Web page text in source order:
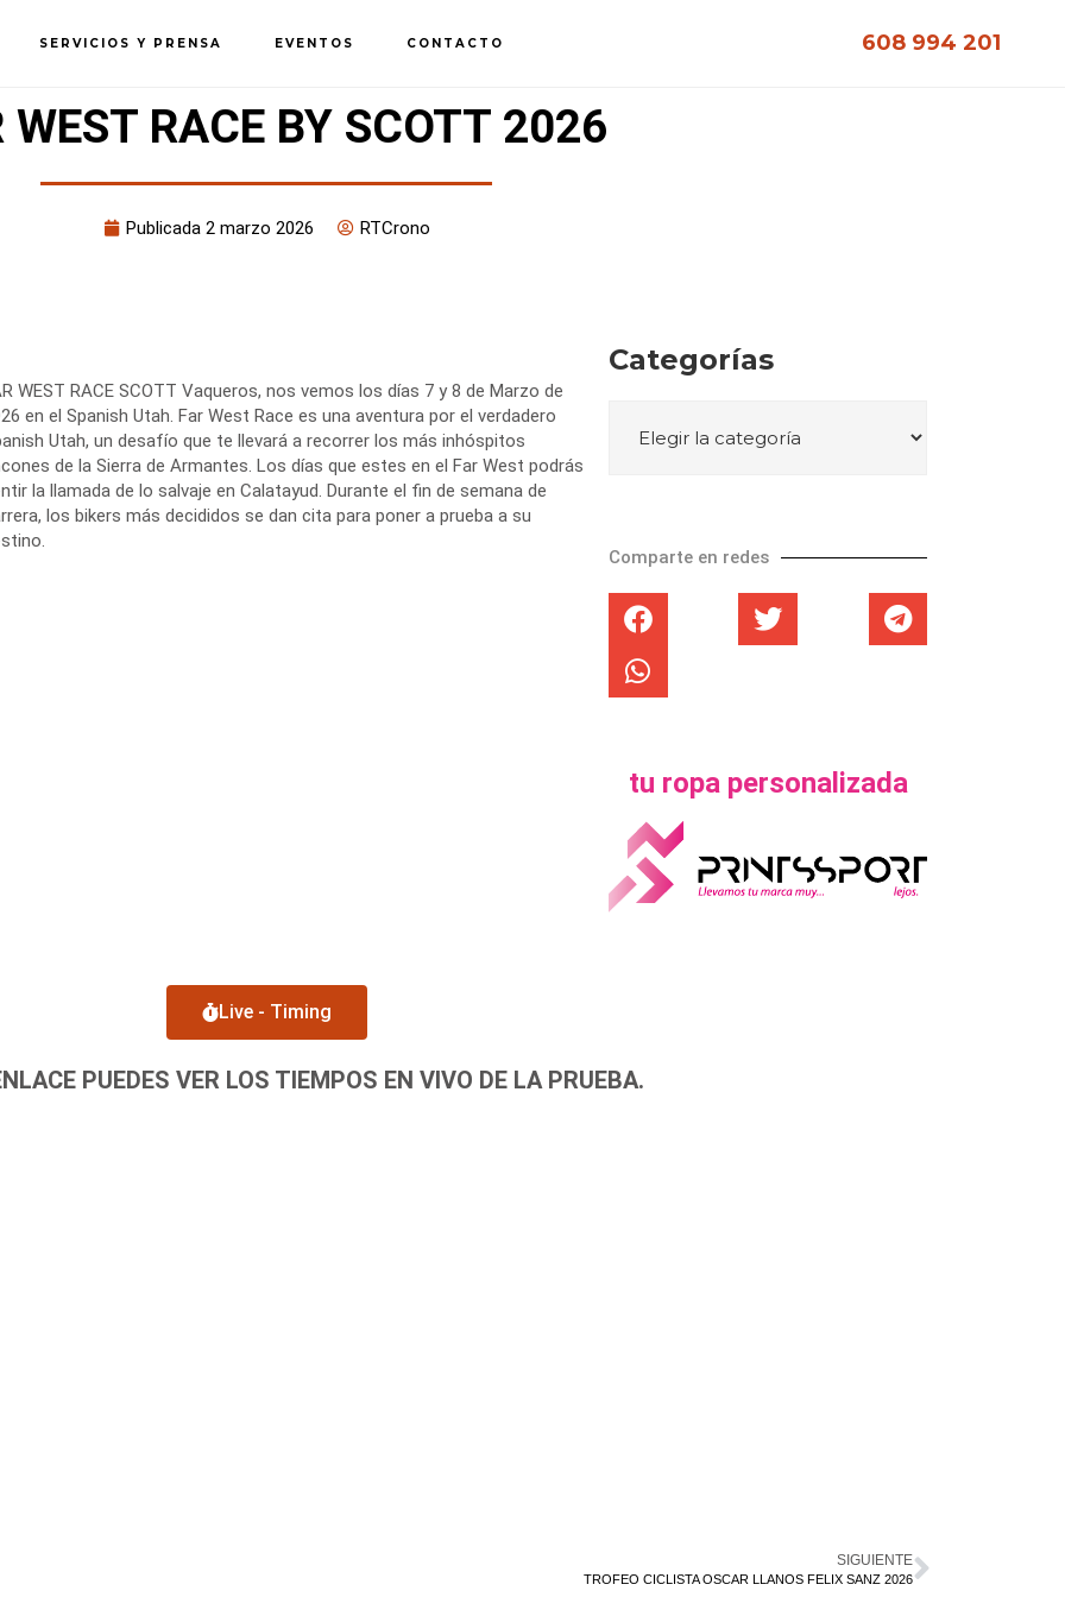
608 994 201
SERVICIOS Y PRENSA EVENTOS CONTACTO
WEST RACE BY SCOTT 2026
Publicada 2 marzo 2026 RTCrono
WEST RACE SCOTT Vaqueros, nos vemos los días 7 y 8 de Marzo de
en el Spanish Utah. Far West Race es una aventura por el verdadero
Utah, un desafío que te llevará a recorrer los más inhóspitos
de la Sierra de Armantes. Los días que estes en el Far West podrás
la llamada de lo salvaje en Calatayud. Durante el fin de semana de
los bikers más decididos se dan cita para poner a prueba a su
Categorías
Comparte en redes
tu ropa personalizada
Live - Timing
PUEDES VER LOS TIEMPOS EN VIVO DE LA PRUEBA.
SIGUIENTE
TROFEO CICLISTA OSCAR LLANOS FELIX SANZ 2026